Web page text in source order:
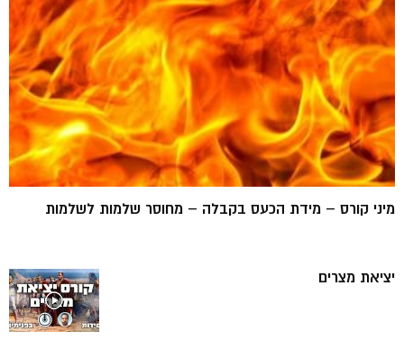
מיני קורס – מידת הכעס בקבלה – מחוסר שלמות לשלמות
יציאת מצרים